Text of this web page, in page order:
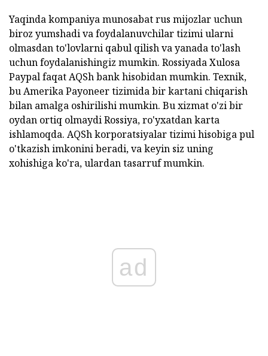
Yaqinda kompaniya munosabat rus mijozlar uchun
biroz yumshadi va foydalanuvchilar tizimi ularni
olmasdan to'lovlarni qabul qilish va yanada to'lash
uchun foydalanishingiz mumkin. Rossiyada Xulosa
Paypal faqat AQSh bank hisobidan mumkin. Texnik,
bu Amerika Payoneer tizimida bir kartani chiqarish
bilan amalga oshirilishi mumkin. Bu xizmat o'zi bir
oydan ortiq olmaydi Rossiya, ro'yxatdan karta
ishlamoqda. AQSh korporatsiyalar tizimi hisobiga pul
o'tkazish imkonini beradi, va keyin siz uning
xohishiga ko'ra, ulardan tasarruf mumkin.
ad